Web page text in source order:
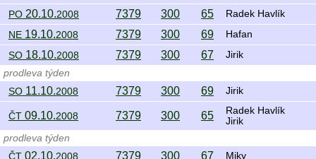
PO 20.10.2008 7379 300 65 Radek Havlík
NE 19.10.2008 7379 300 69 Hafan
SO 18.10.2008 7379 300 67
Jirik
prodleva týden
SO 11.10.2008 7379 300 69 Jirik
ČT 09.10.2008 7379 300 65
Radek Havlík
Jirik
prodleva týden
ČT 02.10.2008 7379 300 67 Miky